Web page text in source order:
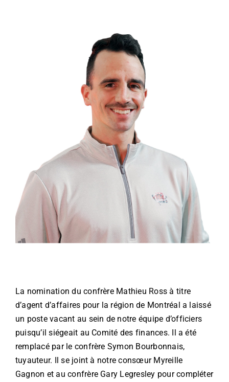
La nomination du confrère Mathieu Ross à titre
d’agent d’affaires pour la région de Montréal a laissé
un poste vacant au sein de notre équipe d’officiers
puisqu’il siégeait au Comité des finances. Il a été
remplacé par le confrère Symon Bourbonnais,
tuyauteur. Il se joint à notre consœur Myreille
Gagnon et au confrère Gary Legresley pour compléter